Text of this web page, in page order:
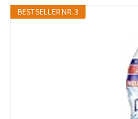
BESTSELLER NR. 3